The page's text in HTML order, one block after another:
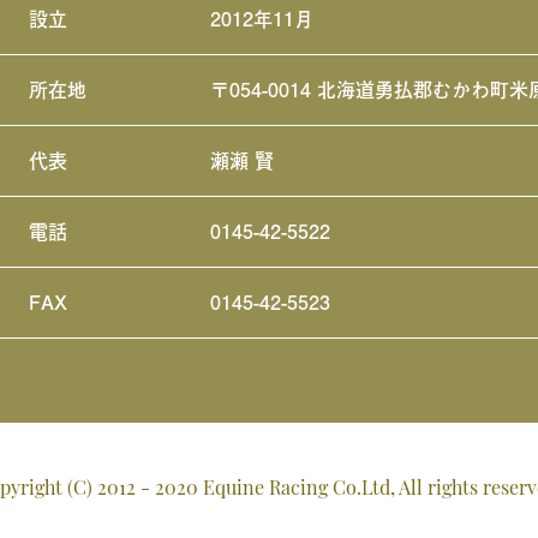
設立 2012年11月
所在地 〒054-0014 北海道勇払郡むかわ町米
代表 瀬瀬 賢
電話 0145-42-5522
FAX 0145-42-5523
(C) 2012 - 2020 Equine Racing Co.Ltd, All rights